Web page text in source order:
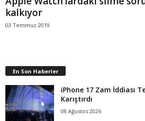
kalkıyor
03 Temmuz 2019
En Son Haberler
iPhone 17 Zam İddiası
Karıştırdı
08 Ağustos 2026